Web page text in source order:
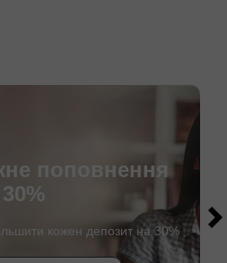
$1000
поповнення
кожен депозит на 30%